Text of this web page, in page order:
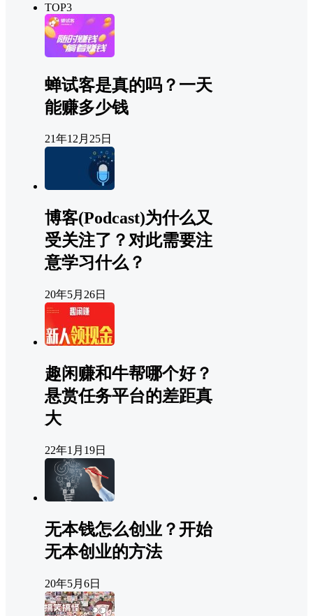
TOP3
蝉试客是真的吗？一天
能赚多少钱
21年12月25日
博客(Podcast)为什么又
受关注了？对此需要注
意学习什么？
20年5月26日
趣闲赚和牛帮哪个好？
悬赏任务平台的差距真
大
22年1月19日
无本钱怎么创业？开始
无本创业的方法
20年5月6日